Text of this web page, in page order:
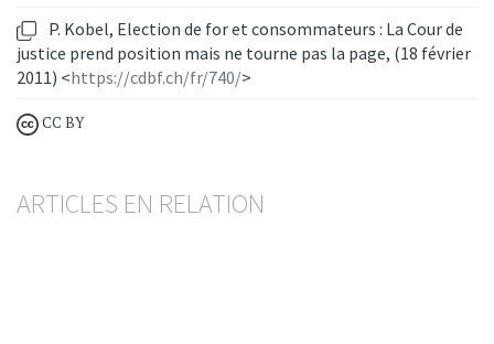
P. Kobel, Election de for et consommateurs : La Cour de
justice prend position mais ne tourne pas la page, (18 février
2011) <https://cdbf.ch/fr/740/>
CC BY
ARTICLES EN RELATION